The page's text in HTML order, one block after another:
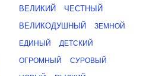
ВЕЛИКИЙ
ЧЕСТНЫЙ
ВЕЛИКОДУШНЫЙ
ЗЕМНОЙ
ЕДИНЫЙ ДЕТСКИЙ
ОГРОМНЫЙ СУРОВЫЙ